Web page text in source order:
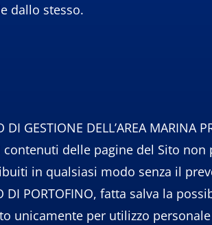
dallo stesso.
DELL’AREA MARINA
contenuti delle pagine del Sito
in qualsiasi modo senza il
DI PORTOFINO, fatta salva la
unicamente per utilizzo